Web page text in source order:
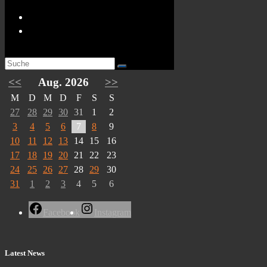
<< Aug. 2026 >>
M D M D F S
S
27
28 29 30 31 1
2
3
4 5 6 7 8
9
10
11 12 13 14 15
16
17
18 19 20 21 22
23
24
25 26 27 28 29
30
31
1 2 3 4 5 6
Facebook Instagram
Latest News